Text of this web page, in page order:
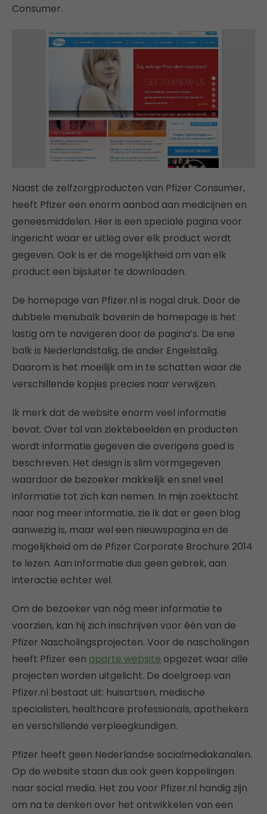
Consumer.
Naast de zelfzorgproducten van Pfizer Consumer,
heeft Pfizer een enorm aanbod aan medicijnen en
geneesmiddelen. Hier is een speciale pagina voor
ingericht waar er uitleg over elk product wordt
gegeven. Ook is er de mogelijkheid om van elk
product een bijsluiter te downloaden.
De homepage van Pfizer.nl is nogal druk. Door de
dubbele menubalk bovenin de homepage is het
lastig om te navigeren door de pagina’s. De ene
balk is Nederlandstalig, de ander Engelstalig.
Daarom is het moeilijk om in te schatten waar de
verschillende kopjes precies naar verwijzen.
Ik merk dat de website enorm veel informatie
bevat. Over tal van ziektebeelden en producten
wordt informatie gegeven die overigens goed is
beschreven. Het design is slim vormgegeven
waardoor de bezoeker makkelijk en snel veel
informatie tot zich kan nemen. In mijn zoektocht
naar nog meer informatie, zie ik dat er geen blog
aanwezig is, maar wel een nieuwspagina en de
mogelijkheid om de Pfizer Corporate Brochure 2014
te lezen. Aan informatie dus geen gebrek, aan
interactie echter wel.
Om de bezoeker van nóg meer informatie te
voorzien, kan hij zich inschrijven voor één van de
Pfizer Nascholingsprojecten. Voor de nascholingen
heeft Pfizer een aparte website opgezet waar alle
projecten worden uitgelicht. De doelgroep van
Pfizer.nl bestaat uit: huisartsen, medische
specialisten, healthcare professionals, apothekers
en verschillende verpleegkundigen.
Pfizer heeft geen Nederlandse socialmediakanalen.
Op de website staan dus ook geen koppelingen
naar social media. Het zou voor Pfizer.nl handig zijn
om na te denken over het ontwikkelen van een